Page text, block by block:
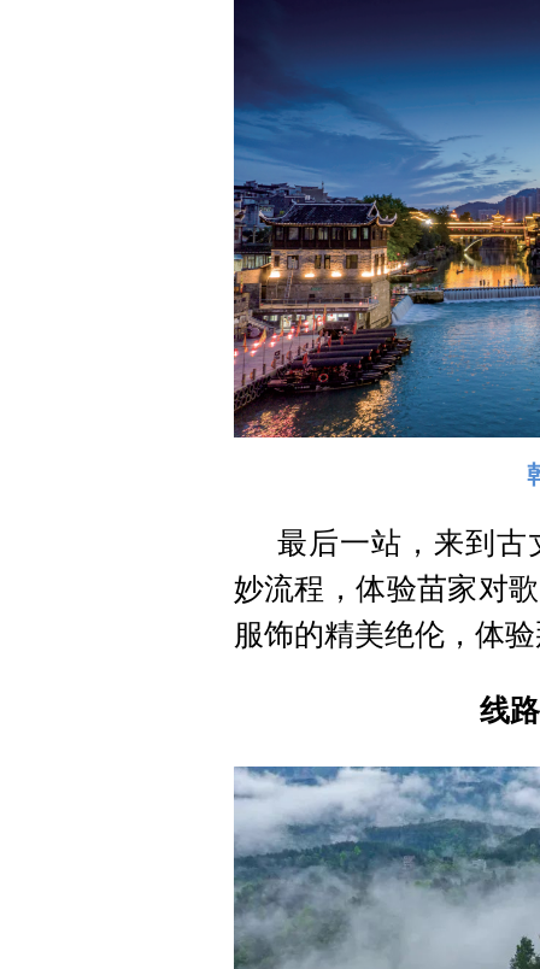
最后一站，来到古
妙流程，体验苗家对
服饰的精美绝伦，体
线